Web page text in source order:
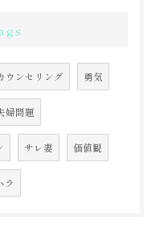
ウンセリング 勇気
婦問題
サレ妻 価値観
ラ